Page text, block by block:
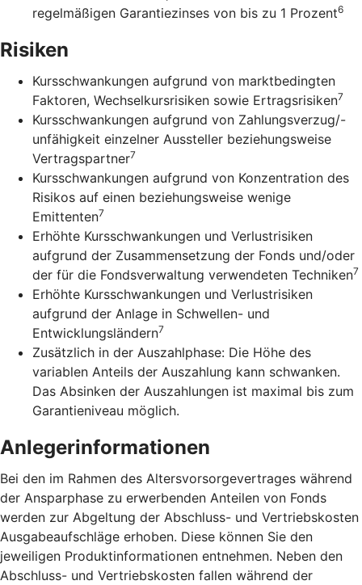
regelmäßigen Garantiezinses von bis zu 1 Prozent6
Risiken
Kursschwankungen aufgrund von marktbedingten
Faktoren, Wechselkursrisiken sowie Ertragsrisiken7
Kursschwankungen aufgrund von Zahlungsverzug/-
unfähigkeit einzelner Aussteller beziehungsweise
Vertragspartner7
Kursschwankungen aufgrund von Konzentration des
Risikos auf einen beziehungsweise wenige
Emittenten7
Erhöhte Kursschwankungen und Verlustrisiken
aufgrund der Zusammensetzung der Fonds und/oder
der für die Fondsverwaltung verwendeten Techniken7
Erhöhte Kursschwankungen und Verlustrisiken
aufgrund der Anlage in Schwellen- und
Entwicklungsländern7
Zusätzlich in der Auszahlphase: Die Höhe des
variablen Anteils der Auszahlung kann schwanken.
Das Absinken der Auszahlungen ist maximal bis zum
Garantieniveau möglich.
Anlegerinformationen
Bei den im Rahmen des Altersvorsorgevertrages während
der Ansparphase zu erwerbenden Anteilen von Fonds
werden zur Abgeltung der Abschluss- und Vertriebskosten
Ausgabeaufschläge erhoben. Diese können Sie den
jeweiligen Produktinformationen entnehmen. Neben den
Abschluss- und Vertriebskosten fallen während der